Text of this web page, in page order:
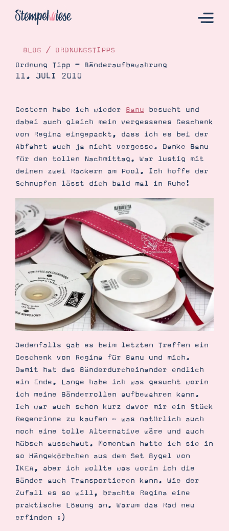
Katalog
Bestellen
Kontakt
Angebote
Demonstrator werden
Blog
Gutscheine
Produkte erklärt
Über mich
Über Stampin’ Up!
Tipps & Tricks
Ordnungstipps
Suche Impressum
BLOG / ORDNUNGSTIPPS
Ordnung Tipp – Bänderaufbewahrung
11. JULI 2010
Gestern habe ich wieder Banu besucht und
dabei auch gleich mein vergessenes Geschenk
von Regina eingepackt, dass ich es bei der
Abfahrt auch ja nicht vergesse. Danke Banu
für den tollen Nachmittag. War lustig mit
deinen zwei Rackern am Pool. Ich hoffe der
Schnupfen lässt dich bald mal in Ruhe!
Jedenfalls gab es beim letzten Treffen ein
Geschenk von Regina für Banu und mich.
Damit hat das Bänderdurcheinander endlich
ein Ende. Lange habe ich was gesucht worin
ich meine Bänderrollen aufbewahren kann.
Ich war auch schon kurz davor mir ein Stück
Regenrinne zu kaufen - was natürlich auch
noch eine tolle Alternative wäre und auch
hübsch ausschaut. Momentan hatte ich sie in
so Hängekörbchen aus dem Set Bygel von
IKEA, aber ich wollte was worin ich die
Bänder auch Transportieren kann. Wie der
Zufall es so will, brachte Regina eine
praktische Lösung an. Warum das Rad neu
erfinden :)